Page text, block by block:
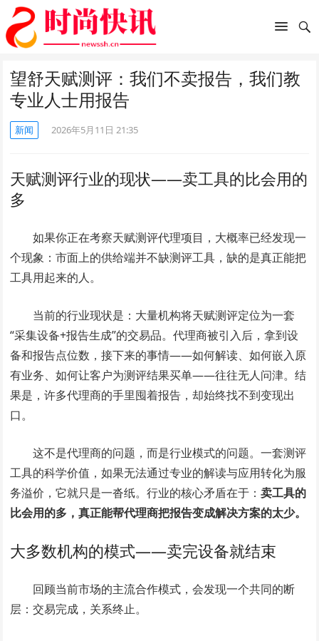
望舒天赋测评：我们不卖报告，我们教
专业人士用报告
新闻 2026年5月11日 21:35
天赋测评行业的现状——卖工具的比会用的
多
如果你正在考察天赋测评代理项目，大概率已经发现一
个现象：市面上的供给端并不缺测评工具，缺的是真正能把
工具用起来的人。
当前的行业现状是：大量机构将天赋测评定位为一套
“采集设备+报告生成”的交易品。代理商被引入后，拿到设
备和报告点位数，接下来的事情——如何解读、如何嵌入原
有业务、如何让客户为测评结果买单——往往无人问津。结
果是，许多代理商的手里囤着报告，却始终找不到变现出
口。
这不是代理商的问题，而是行业模式的问题。一套测评
工具的科学价值，如果无法通过专业的解读与应用转化为服
务溢价，它就只是一沓纸。行业的核心矛盾在于：卖工具的
比会用的多，真正能帮代理商把报告变成解决方案的太少。
大多数机构的模式——卖完设备就结束
回顾当前市场的主流合作模式，会发现一个共同的断
层：交易完成，关系终止。